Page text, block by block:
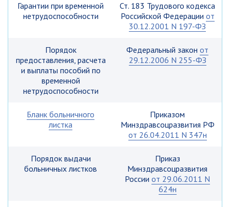
Гарантии при временной
нетрудоспособности
Ст. 183 Трудового кодекса
Российской Федерации от
30.12.2001 N 197-ФЗ
Порядок
предоставления, расчета
и выплаты пособий по
временной
нетрудоспособности
Федеральный закон от
29.12.2006 N 255-ФЗ
Бланк больничного
листка
Приказом
Минздравсоцразвития РФ
от 26.04.2011 N 347н
Порядок выдачи
больничных листков
Приказ
Минздравсоцразвития
России от 29.06.2011 N
624н